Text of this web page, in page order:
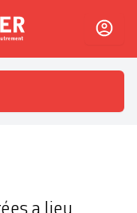
L'essentiel, autrement